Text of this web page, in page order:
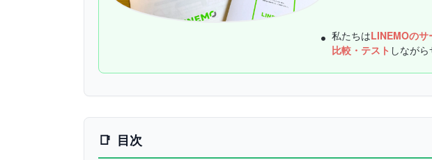
私たちはLINEMOのサ
比較・テスト しなが
目次